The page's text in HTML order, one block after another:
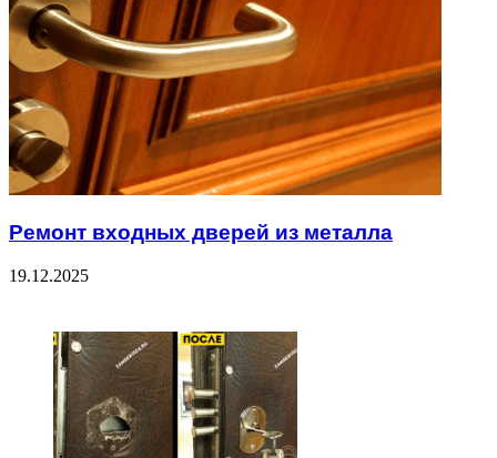
Ремонт входных дверей из металла
19.12.2025